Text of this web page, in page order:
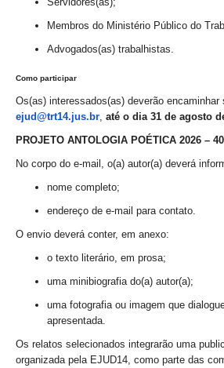
Calendário das Correições
Calendário de Suspensão
Calendário da Justiça Itinerante
Certidões
Concursos
Contas abertas em nome dos
Pauta Digital
PJE
Membros do Ministério Público do
Advogados(as) trabalhistas.
Como participar
Os(as) interessados(as) deverão encaminhar
ejud@trt14.jus.br, até o dia 31 de agosto
PROJETO ANTOLOGIA POÉTICA 2026 –
No corpo do e-mail, o(a) autor(a) deverá
nome completo;
endereço de e-mail para contato.
O envio deverá conter, em anexo:
o texto literário, em prosa;
uma minibiografia do(a) autor(a);
uma fotografia ou imagem que
apresentada.
Os relatos selecionados integrarão uma
organizada pela EJUD14, como parte das